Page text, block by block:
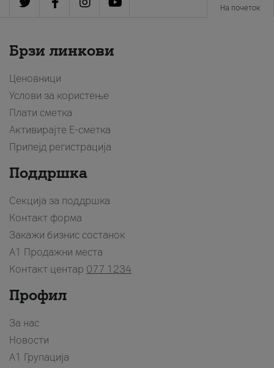
На почеток
Брзи линкови
Ценовници
Услови за користење
Плати сметка
Активирајте Е-сметка
Припејд регистрација
Поддршка
Секција за поддршка
Контакт форма
Закажи бизнис состанок
A1 Продажни места
Контакт центар 077 1234
Профил
За нас
Новости
А1 Групација